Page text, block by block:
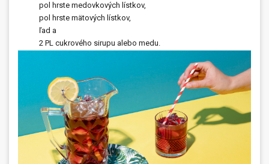
pol hrste medovkových lístkov,
pol hrste mätových lístkov,
ľad a
2 PL cukrového sirupu alebo medu.